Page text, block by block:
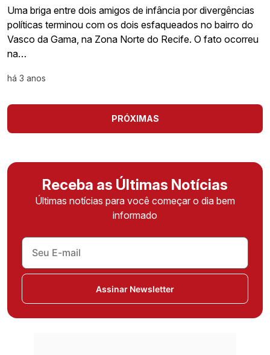
Uma briga entre dois amigos de infância por divergências
políticas terminou com os dois esfaqueados no bairro do
Vasco da Gama, na Zona Norte do Recife. O fato ocorreu
na…
há 3 anos
PRÓXIMAS
Receba as Últimas Notícias
Últimas notícias para você começar o dia bem
informado
Assinar Newsletter